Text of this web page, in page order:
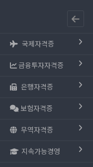
국제자격증
금융투자자격증
은행자격증
보험자격증
무역자격증
지속가능경영